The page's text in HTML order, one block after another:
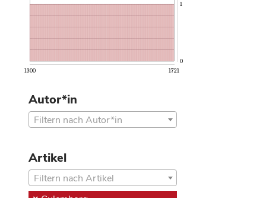
1300 1721
0
1
Autor*in
Filtern nach Autor*in
Artikel
Filtern nach Artikel